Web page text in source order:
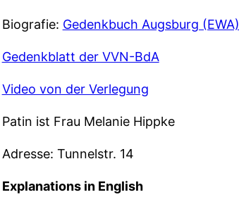
Biografie: Gedenkbuch Augsburg (EWA)
Gedenkblatt der VVN-BdA
Video von der Verlegung
Patin ist Frau Melanie Hippke
Adresse: Tunnelstr. 14
Explanations in English